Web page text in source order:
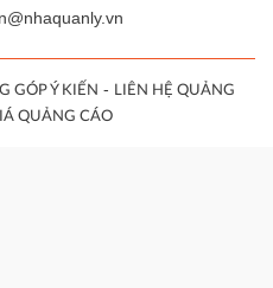
GÓP Ý KIẾN - LIÊN HỆ QUẢNG
QUẢNG CÁO